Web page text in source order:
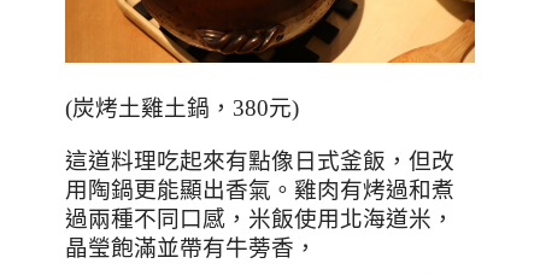
(炭烤土雞土鍋， 380元)
這道料理吃起來有點像日式釜飯，但改
用陶鍋更能顯出香氣。雞肉有烤過和煮
過兩種不同口感，米飯使用北海道米，
晶瑩飽滿並帶有牛蒡香，